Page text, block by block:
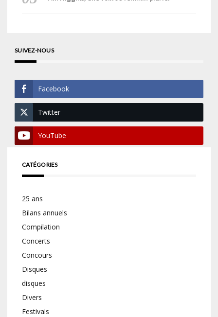
SUIVEZ-NOUS
Facebook
Twitter
YouTube
CATÉGORIES
25 ans
Bilans annuels
Compilation
Concerts
Concours
Disques
disques
Divers
Festivals